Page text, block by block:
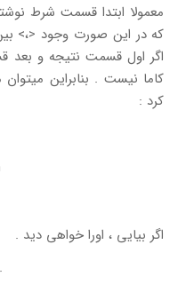
معمولا ابتدا قسمت شرط
که در این صورت وجود <،>
اگر اول قسمت نتیجه و بعد
کاما نیست . بنابراین
کرد :
اگر بیایی ، اورا خواهی دید .
.You will see him if you come